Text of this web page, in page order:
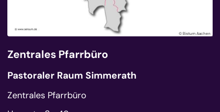
© Bistum Aachen
Zentrales Pfarrbüro
Pastoraler Raum Simmerath
Zentrales Pfarrbüro